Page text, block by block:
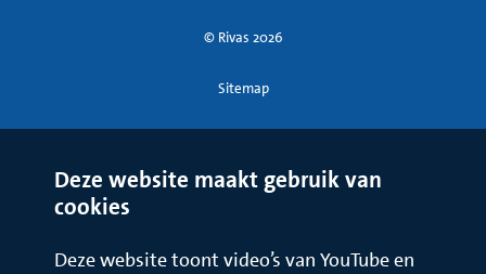
© Rivas 2026
Sitemap
Deze website maakt gebruik van
cookies
Deze website toont video’s van YouTube en